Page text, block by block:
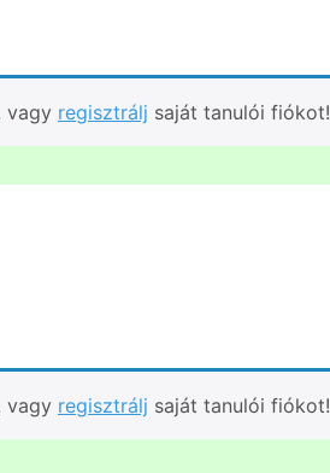
vagy regisztrálj saját tanulói fiókot!
vagy regisztrálj saját tanulói fiókot!